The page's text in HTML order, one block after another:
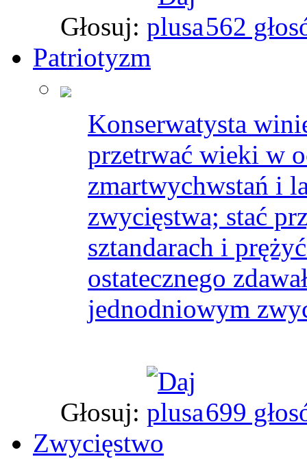
Głosuj:
562
Patriotyzm
Konserwatysta
przetrwać wieki w
zmartwychwstań i
zwycięstwa; stać
sztandarach i
ostatecznego
jednodniowym
Głosuj:
699
Zwycięstwo